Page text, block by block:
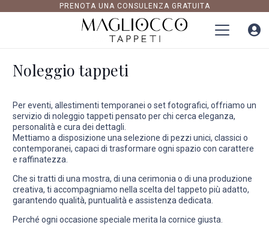
PRENOTA UNA CONSULENZA GRATUITA
Noleggio tappeti
Per eventi, allestimenti temporanei o set fotografici, offriamo un
servizio di noleggio tappeti pensato per chi cerca eleganza,
personalità e cura dei dettagli.
Mettiamo a disposizione una selezione di pezzi unici, classici o
contemporanei, capaci di trasformare ogni spazio con carattere
e raffinatezza.
Che si tratti di una mostra, di una cerimonia o di una produzione
creativa, ti accompagniamo nella scelta del tappeto più adatto,
garantendo qualità, puntualità e assistenza dedicata.
Perché ogni occasione speciale merita la cornice giusta.